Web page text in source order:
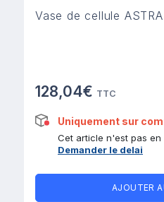
Vase de cellule
128,04€ TTC
Uniquement sur
Cet article n'est pas
Demander le delai
AJOUTER